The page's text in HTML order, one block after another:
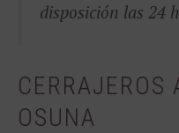
disposición las 24
CERRAJEROS
OSUNA